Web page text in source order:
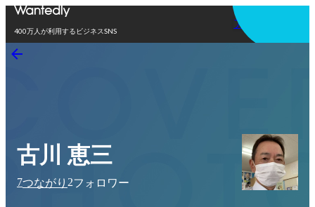
400万人が利用するビジネスSNS
アプリを使う
古川 恵三
7つながり 2フォロワー